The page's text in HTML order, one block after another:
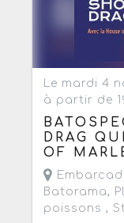
Le mardi 4
à partir de
DRAG
OF
Batorama,
poissons ,